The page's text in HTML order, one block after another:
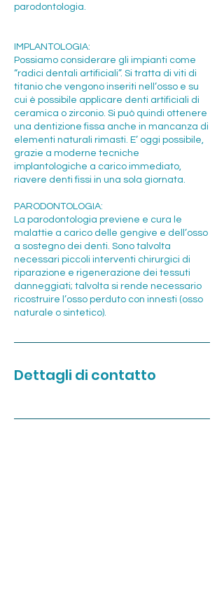
parodontologia.
IMPLANTOLOGIA:
Possiamo considerare gli impianti come
“radici dentali artificiali”. Si tratta di viti di
titanio che vengono inseriti nell’osso e su
cui è possibile applicare denti artificiali di
ceramica o zirconio. Si può quindi ottenere
una dentizione fissa anche in mancanza di
elementi naturali rimasti. E’ oggi possibile,
grazie a moderne tecniche
implantologiche a carico immediato,
riavere denti fissi in una sola giornata.
PARODONTOLOGIA:
La parodontologia previene e cura le
malattie a carico delle gengive e dell’osso
a sostegno dei denti. Sono talvolta
necessari piccoli interventi chirurgici di
riparazione e rigenerazione dei tessuti
danneggiati; talvolta si rende necessario
ricostruire l’osso perduto con innesti (osso
Dettagli di contatto